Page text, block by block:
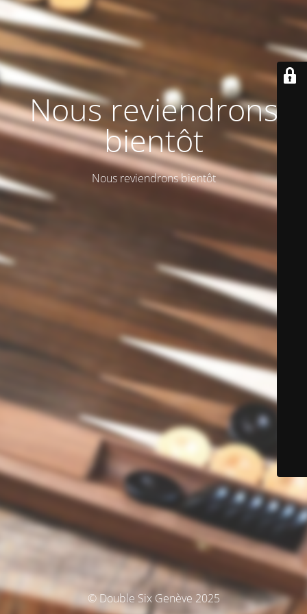
Nous reviendrons
bientôt
Nous reviendrons bientôt
© Double Six Genève 2025